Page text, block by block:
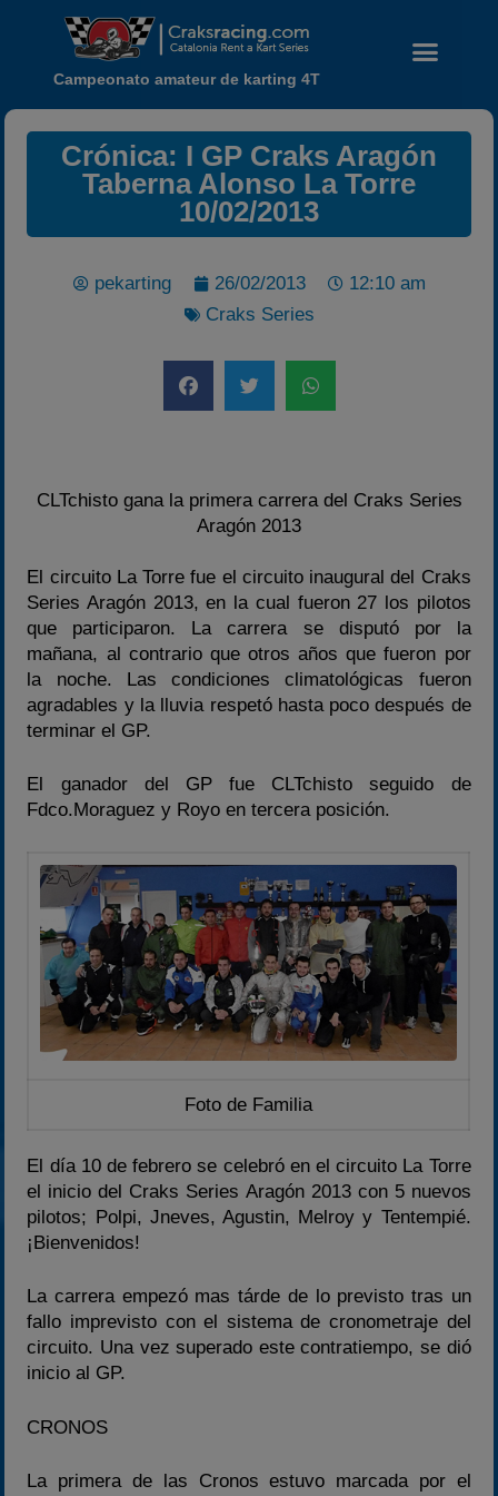
Noticias
Calendario
Temporada 2026
Temporadas anteriores
2022
2023
2024
Estadísticas
Campeonato amateur de karting 4T
Crónica: I GP Craks Aragón
Taberna Alonso La Torre
10/02/2013
pekarting 26/02/2013
12:10 am
Craks Series
CLTchisto gana la primera carrera del Craks Series
Aragón 2013
El circuito La Torre fue el circuito inaugural del Craks
Series Aragón 2013, en la cual fueron 27 los pilotos
que participaron. La carrera se disputó por la
mañana, al contrario que otros años que fueron por
la noche. Las condiciones climatológicas fueron
agradables y la lluvia respetó hasta poco después de
terminar el GP.
El ganador del GP fue CLTchisto seguido de
Fdco.Moraguez y Royo en tercera posición.
Foto de Familia
El día 10 de febrero se celebró en el circuito La Torre
el inicio del Craks Series Aragón 2013 con 5 nuevos
pilotos; Polpi, Jneves, Agustin, Melroy y Tentempié.
¡Bienvenidos!
La carrera empezó mas tárde de lo previsto tras un
fallo imprevisto con el sistema de cronometraje del
circuito. Una vez superado este contratiempo, se dió
inicio al GP.
CRONOS
La primera de las Cronos estuvo marcada por el